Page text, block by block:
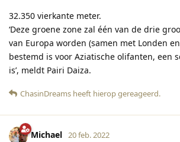
32.350 vierkante meter.
‘Deze groene zone zal één van de drie
van Europa worden (samen met Londen
bestemd is voor Aziatische olifanten, een
is’, meldt Pairi Daiza.
ChasinDreams heeft hierop gereageerd.
Michael 20 feb. 2022